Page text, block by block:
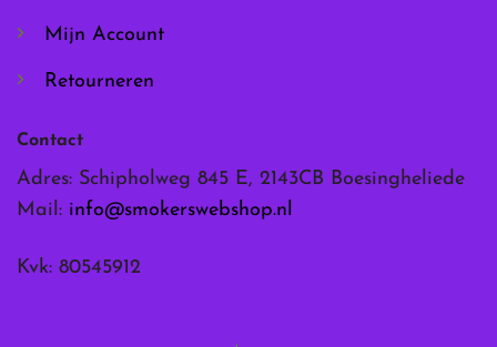
Mijn Account
Retourneren
Contact
Adres: Schipholweg 845 E, 2143CB Boesingheliede
Mail: info@smokerswebshop.nl
Kvk: 80545912